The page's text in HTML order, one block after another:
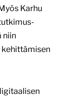
Karhu
niin
kehittämisen